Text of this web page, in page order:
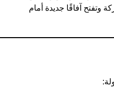
وتفتح آفاقًا جديدة أمام